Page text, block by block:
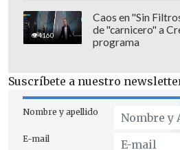
4160
Caos en "Sin
de "carnicero" a
programa
Suscríbete a nuestro
Nombre y apellido
E-mail